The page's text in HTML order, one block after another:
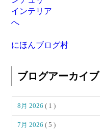
にほんブログ村
ブログアーカイブ
8月 2026( 1 )
7月 2026( 5 )